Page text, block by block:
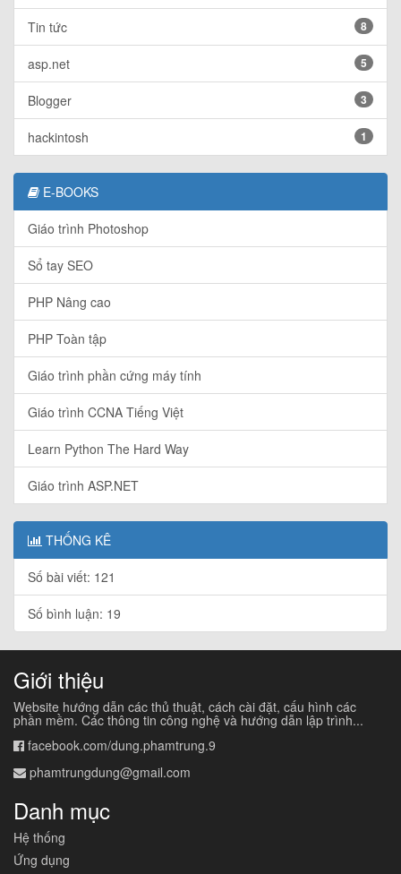
Tin tức 8
asp.net 5
Blogger 3
hackintosh 1
E-BOOKS
Giáo trình Photoshop
Sổ tay SEO
PHP Nâng cao
PHP Toàn tập
Giáo trình phần cứng máy tính
Giáo trình CCNA Tiếng Việt
Learn Python The Hard Way
Giáo trình ASP.NET
THỐNG KÊ
Số bài viết: 121
Số bình luận: 19
Giới thiệu
Website hướng dẫn các thủ thuật, cách cài đặt, cấu hình các
phần mềm. Các thông tin công nghệ và hướng dẫn lập trình...
facebook.com/dung.phamtrung.9
phamtrungdung@gmail.com
Danh mục
Hệ thống
Ứng dụng